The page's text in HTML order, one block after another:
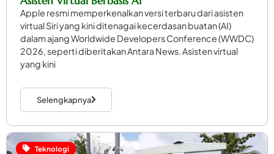
Apple resmi memperkenalkan versi terbaru dari asisten
virtual Siri yang kini ditenagai kecerdasan buatan (AI)
dalam ajang Worldwide Developers Conference (WWDC)
2026, seperti diberitakan Antara News. Asisten virtual
yang kini
Selengkapnya
Teknologi